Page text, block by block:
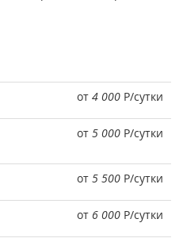
от 4 000 Р/сутки
от 5 000 Р/сутки
от 5 500 Р/сутки
от 6 000 Р/сутки